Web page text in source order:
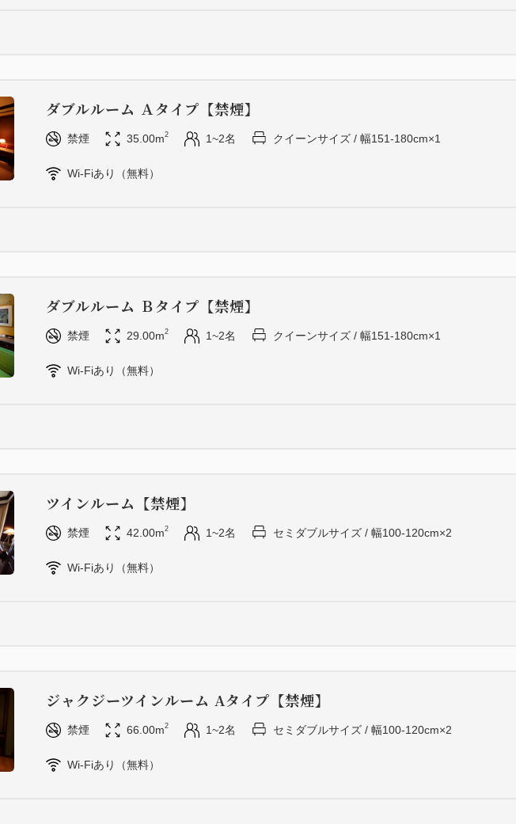
・メイン料理
※アレルギー等は事前にお知らせ
※お子様朝食（1,750円）お子様
ルームキーをご提示いただくと、
ダブルルーム Ａタイプ【禁煙】
禁煙 35.00m2 1~2名 クイーンサイズ / 幅151-180cm×1
Wi-Fiあり（無料）
ダブルルーム Ｂタイプ【禁煙】
禁煙 29.00m2 1~2名 クイーンサイズ / 幅151-180cm×1
Wi-Fiあり（無料）
ツインルーム【禁煙】
禁煙 42.00m2 1~2名 セミダブルサイズ / 幅100-120cm×2
Wi-Fiあり（無料）
ジャクジーツインルーム Aタイプ【禁煙】
禁煙 66.00m2 1~2名 セミダブルサイズ / 幅100-120cm×2
Wi-Fiあり（無料）